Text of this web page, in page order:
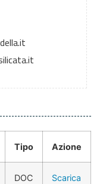
Tipo Azione
DOC Scarica